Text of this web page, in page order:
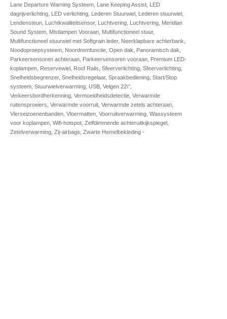
Lane Departure Warning Systeem, Lane Keeping Assist, LED
dagrijverlichting, LED verlichting, Lederen Stuurwiel, Lederen stuurwiel,
Lendensteun, Luchtkwaliteitsensor, Luchtvering, Luchtvering, Meridian
Sound System, Mistlampen Vooraan, Multifunctioneel stuur,
Multifunctioneel stuurwiel met Softgrain leder, Neerklapbare achterbank,
Noodoproepsysteem, Noordremfunctie, Open dak, Panoramisch dak,
Parkeersensoren achteraan, Parkeersensoren vooraan, Premium LED-
koplampen, Reservewiel, Roof Rails, Sfeerverlichting, Sfeerverlichting,
Snelheidsbegrenzer, Snelheidsregelaar, Spraakbediening, Start/Stop
systeem, Stuurwielverwarming, USB, Velgen 22\",
Verkeersbordherkenning, Vermoeidheidsdetectie, Verwarmde
ruitensproeiers, Verwarmde voorruit, Verwarmde zetels achteraan,
Vierseizoenenbanden, Vloermatten, Voorruitverwarming, Wassysteem
voor koplampen, Wifi-hotspot, Zelfdimmende achteruitkijkspiegel,
Zetelverwarming, Zij-airbags, Zwarte Hemelbekleding -